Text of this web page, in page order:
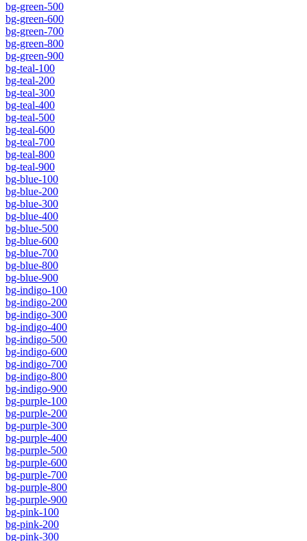
bg-green-500
bg-green-600
bg-green-700
bg-green-800
bg-green-900
bg-teal-100
bg-teal-200
bg-teal-300
bg-teal-400
bg-teal-500
bg-teal-600
bg-teal-700
bg-teal-800
bg-teal-900
bg-blue-100
bg-blue-200
bg-blue-300
bg-blue-400
bg-blue-500
bg-blue-600
bg-blue-700
bg-blue-800
bg-blue-900
bg-indigo-100
bg-indigo-200
bg-indigo-300
bg-indigo-400
bg-indigo-500
bg-indigo-600
bg-indigo-700
bg-indigo-800
bg-indigo-900
bg-purple-100
bg-purple-200
bg-purple-300
bg-purple-400
bg-purple-500
bg-purple-600
bg-purple-700
bg-purple-800
bg-purple-900
bg-pink-100
bg-pink-200
bg-pink-300